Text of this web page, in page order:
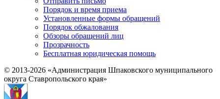
Порядок и время приема
Установленные формы обращений
Порядок обжалования
Обзоры обращений лиц
Прозрачность
Бесплатная юридическая помощь
© 2013-2026 «Администрация Шпаковского муниципального
округа Ставропольского края»